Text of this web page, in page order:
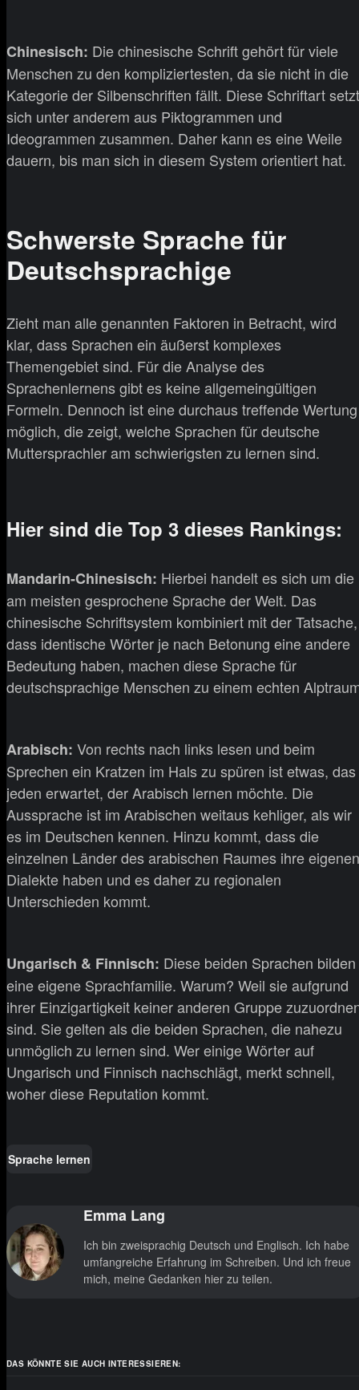
Chinesisch: Die chinesische Schrift gehört für viele
Menschen zu den kompliziertesten, da sie nicht in die
Kategorie der Silbenschriften fällt. Diese Schriftart setzt
sich unter anderem aus Piktogrammen und
Ideogrammen zusammen. Daher kann es eine Weile
dauern, bis man sich in diesem System orientiert hat.
Schwerste Sprache für
Deutschsprachige
Zieht man alle genannten Faktoren in Betracht, wird
klar, dass Sprachen ein äußerst komplexes
Themengebiet sind. Für die Analyse des
Sprachenlernens gibt es keine allgemeingültigen
Formeln. Dennoch ist eine durchaus treffende Wertung
möglich, die zeigt, welche Sprachen für deutsche
Muttersprachler am schwierigsten zu lernen sind.
Hier sind die Top 3 dieses Rankings:
Mandarin-Chinesisch: Hierbei handelt es sich um die
am meisten gesprochene Sprache der Welt. Das
chinesische Schriftsystem kombiniert mit der Tatsache,
dass identische Wörter je nach Betonung eine andere
Bedeutung haben, machen diese Sprache für
deutschsprachige Menschen zu einem echten
Arabisch: Von rechts nach links lesen und beim
Sprechen ein Kratzen im Hals zu spüren ist etwas, das
jeden erwartet, der Arabisch lernen möchte. Die
Aussprache ist im Arabischen weitaus kehliger, als wir
es im Deutschen kennen. Hinzu kommt, dass die
einzelnen Länder des arabischen Raumes ihre eigenen
Dialekte haben und es daher zu regionalen
Unterschieden kommt.
Ungarisch & Finnisch: Diese beiden Sprachen bilden
eine eigene Sprachfamilie. Warum? Weil sie aufgrund
ihrer Einzigartigkeit keiner anderen Gruppe
sind. Sie gelten als die beiden Sprachen, die nahezu
unmöglich zu lernen sind. Wer einige Wörter auf
Ungarisch und Finnisch nachschlägt, merkt schnell,
woher diese Reputation kommt.
Sprache lernen
Emma Lang
Ich bin zweisprachig Deutsch und Englisch. Ich habe
umfangreiche Erfahrung im Schreiben. Und ich freue
mich, meine Gedanken hier zu teilen.
DAS KÖNNTE SIE AUCH INTERESSIEREN: